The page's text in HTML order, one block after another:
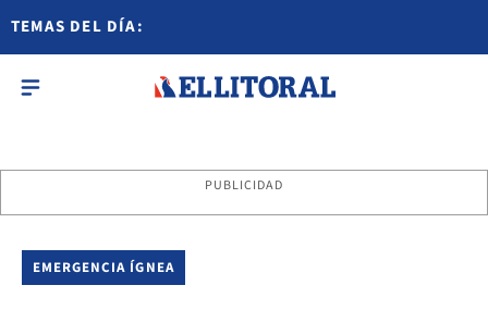
TEMAS DEL DÍA:
PUBLICIDAD
EMERGENCIA ÍGNEA